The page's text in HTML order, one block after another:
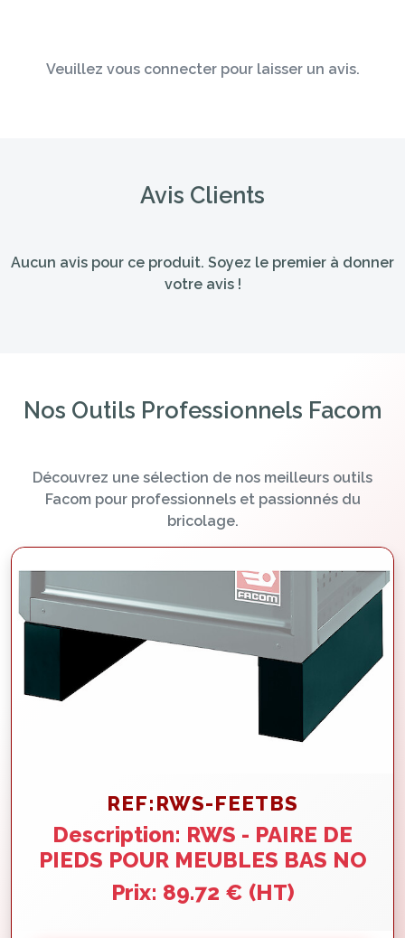
Veuillez vous connecter pour laisser un avis.
Avis Clients
Aucun avis pour ce produit. Soyez le premier à donner
votre avis !
Nos Outils Professionnels Facom
Découvrez une sélection de nos meilleurs outils
Facom pour professionnels et passionnés du
bricolage.
REF:RWS-FEETBS
Description: RWS - PAIRE DE
PIEDS POUR MEUBLES BAS NO
Prix: 89.72 € (HT)